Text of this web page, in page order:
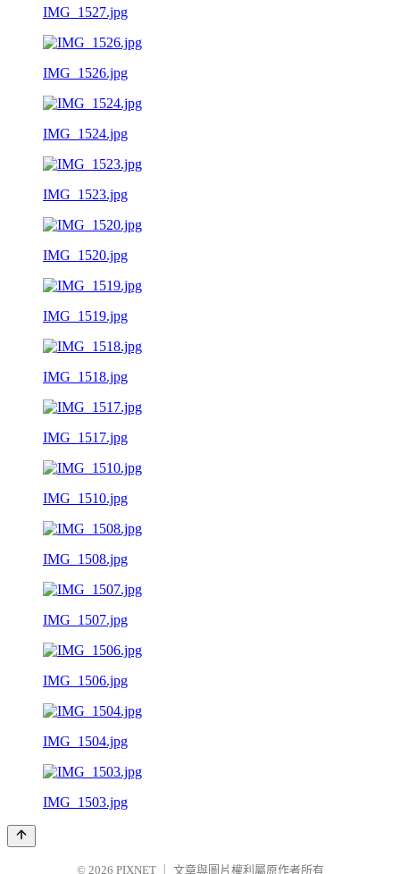
IMG_1527.jpg
IMG_1526.jpg
IMG_1524.jpg
IMG_1523.jpg
IMG_1520.jpg
IMG_1519.jpg
IMG_1518.jpg
IMG_1517.jpg
IMG_1510.jpg
IMG_1508.jpg
IMG_1507.jpg
IMG_1506.jpg
IMG_1504.jpg
IMG_1503.jpg
© 2026 PIXNET 文章與圖片權利屬原作者所有